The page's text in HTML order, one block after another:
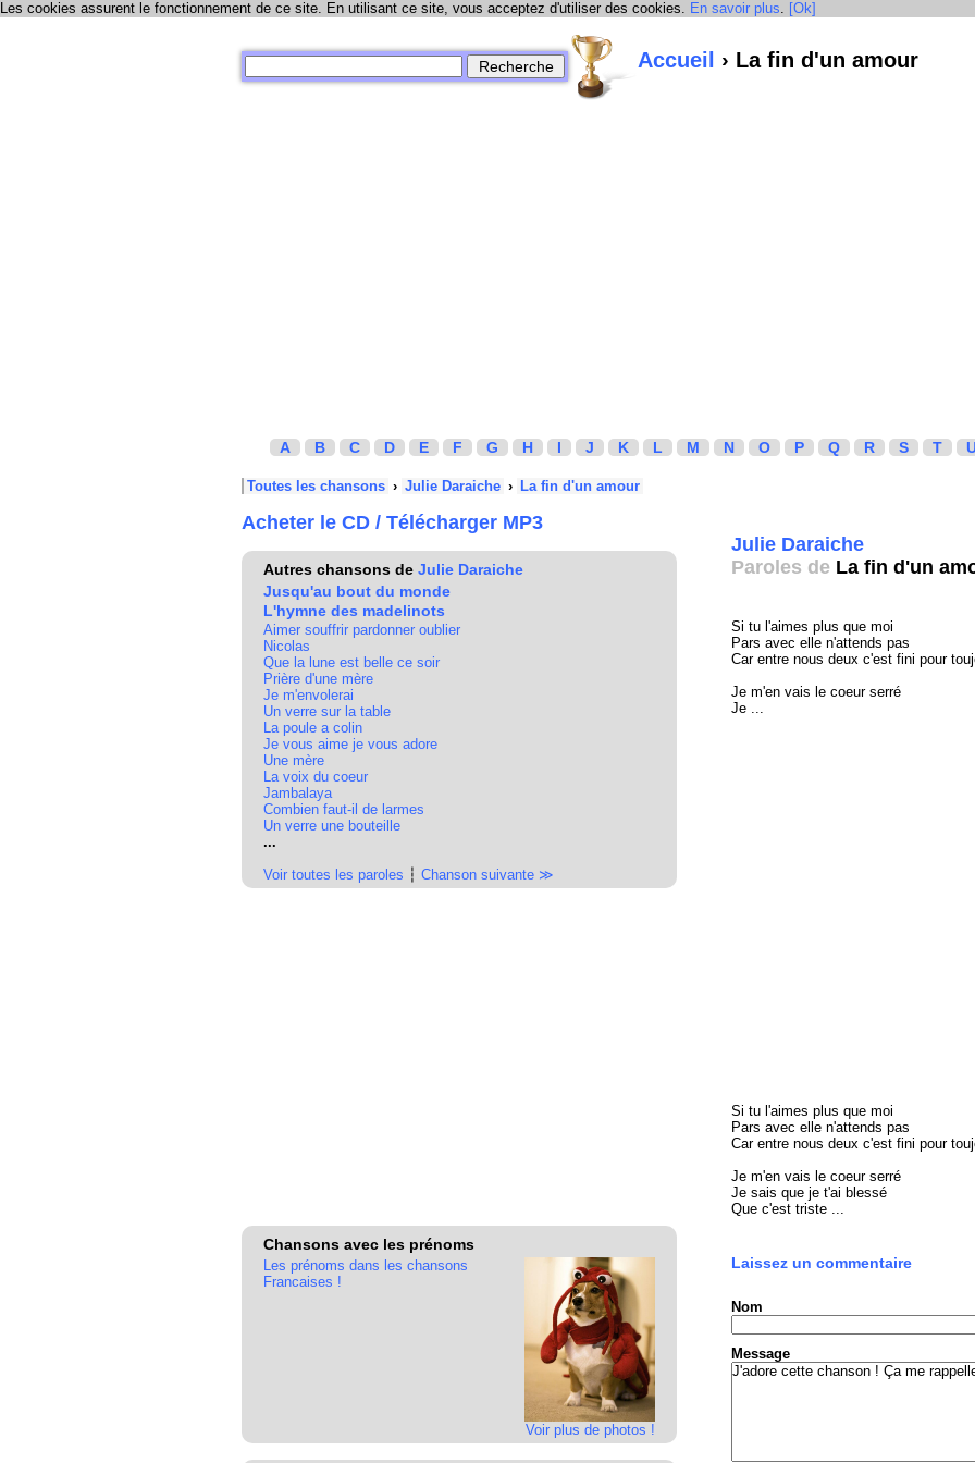
Les cookies assurent le fonctionnement de ce site. En utilisant ce site, vous acceptez d'utiliser des cookies. En savoir plus. [Ok]
Accueil › La fin d'un amour
A B C D E F G H I J K L M N O P Q R S T
Toutes les chansons › Julie Daraiche › La fin d'un amour
Acheter le CD / Télécharger MP3
Autres chansons de Julie Daraiche
Jusqu'au bout du monde
L'hymne des madelinots
Aimer souffrir pardonner oublier
Nicolas
Que la lune est belle ce soir
Prière d'une mère
Je m'envolerai
Un verre sur la table
La poule a colin
Je vous aime je vous adore
Une mère
La voix du coeur
Jambalaya
Combien faut-il de larmes
Un verre une bouteille
...
Voir toutes les paroles ┆ Chanson suivante ≫
Chansons avec les prénoms
Voir plus de photos !
Les prénoms dans les chansons
Francaises !
Julie Daraiche
Paroles de La fin d'un
Si tu l'aimes plus que moi
Pars avec elle n'attends pas
Car entre nous deux c'est fini pour
Je m'en vais le coeur serré
Je ...
Si tu l'aimes plus que moi
Pars avec elle n'attends pas
Car entre nous deux c'est fini pour
Je m'en vais le coeur serré
Je sais que je t'ai blessé
Que c'est triste ...
Laissez un commentaire
Nom
Message